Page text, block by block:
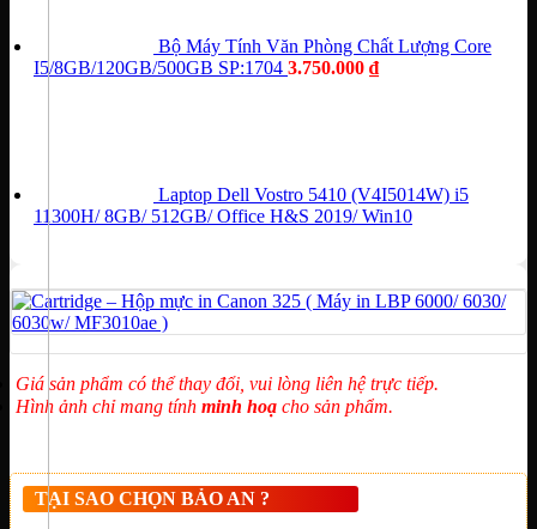
Bộ Máy Tính Văn Phòng Chất Lượng Core
I5/8GB/120GB/500GB SP:1704 3.750.000 ₫
Laptop Dell Vostro 5410 (V4I5014W) i5
11300H/ 8GB/ 512GB/ Office H&S 2019/ Win10
Giá sản phẩm có thể thay đổi, vui lòng liên hệ trực tiếp.
Hình ảnh chỉ mang tính minh hoạ cho sản phẩm.
TẠI SAO CHỌN BẢO AN ?